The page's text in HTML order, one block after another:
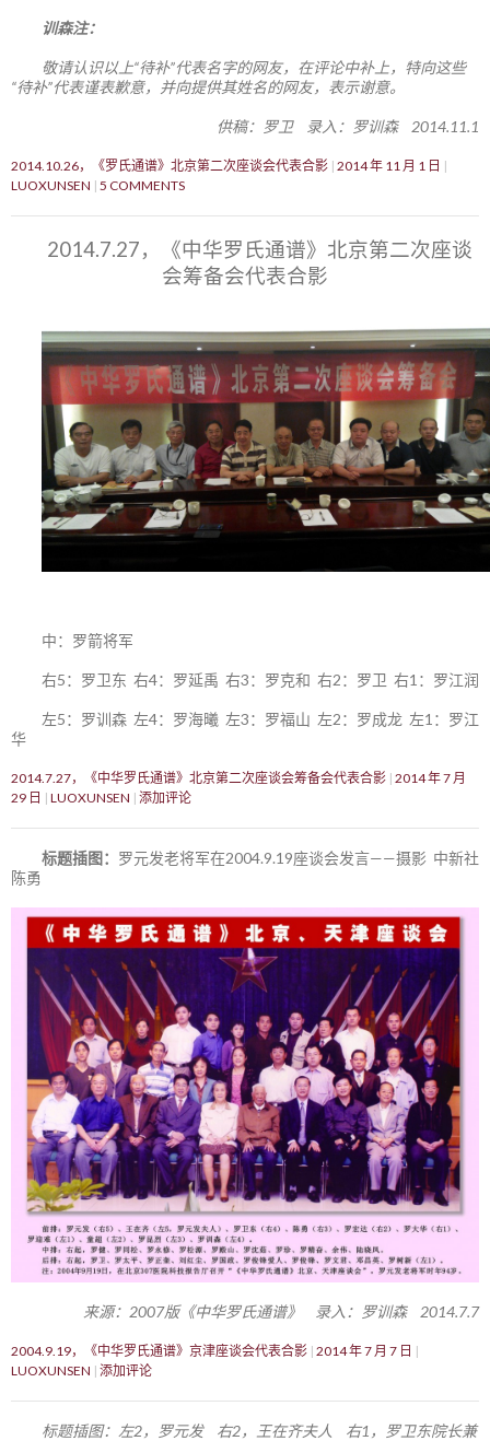
训森注：
敬请认识以上“待补”代表名字的网友，在评论中补上，特向这些
“待补”代表谨表歉意，并向提供其姓名的网友，表示谢意。
供稿：罗卫 录入：罗训森 2014.11.1
2014.10.26，《罗氏通谱》北京第二次座谈会代表合影 2014 年 11 月 1 日
LUOXUNSEN 5 COMMENTS
2014.7.27，《中华罗氏通谱》北京第二次座谈
会筹备会代表合影
中：罗箭将军
右5：罗卫东 右4：罗延禹 右3：罗克和 右2：罗卫 右1：罗江润
左5：罗训森 左4：罗海曦 左3：罗福山 左2：罗成龙 左1：罗江
华
2014.7.27，《中华罗氏通谱》北京第二次座谈会筹备会代表合影 2014 年 7 月
29 日
LUOXUNSEN 添加评论
标题插图： 罗元发老将军在2004.9.19座谈会发言——摄影 中新社
陈勇
来源：2007版《中华罗氏通谱》 录入：罗训森 2014.7.7
2004.9.19，《中华罗氏通谱》京津座谈会代表合影 2014 年 7 月 7 日
LUOXUNSEN 添加评论
标题插图：左2，罗元发 右2，王在齐夫人 右1，罗卫东院长兼